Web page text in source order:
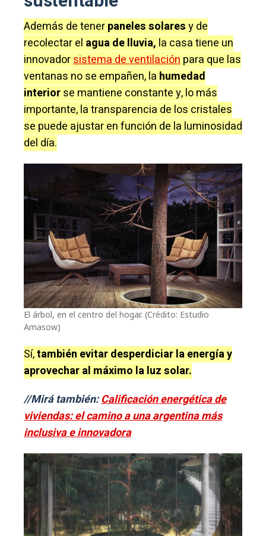
Además de tenerpaneles solaresy de
recolectar el agua de lluvia, la casa tiene un
innovadorsistema de ventilaciónpara que las
ventanas no se empañen, la humedad
interiorse mantiene constante y, lo más
importante, la transparencia de los cristales
se puede ajustar en función de la luminosidad
del día.
El árbol, en el centro del hogar. (Crédito: Estudio
Amasow)
Sí,también evitar desperdiciar la energía y
aprovechar al máximo la luz solar.
//Mirá también:Calificación energética de
viviendas: el camino a una argentina más
inclusiva e innovadora